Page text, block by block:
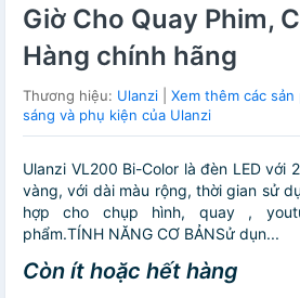
Giờ Cho Quay Phim,
Hàng chính hãng
Thương hiệu: Ulanzi
Xem thêm các
sáng và phụ kiện của Ulanzi
Ulanzi VL200 Bi-Color là đèn LED với
vàng, với dài màu rộng, thời gian sử
hợp cho chụp hình, quay ,
phẩm.TÍNH NĂNG CƠ BẢNSử dụn...
Còn ít hoặc hết hàng